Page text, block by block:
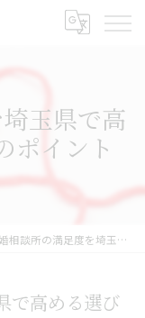
玉県で高
ポイント
所の満足度を埼玉県で高める選び方と体験談のポイント
で高める選び